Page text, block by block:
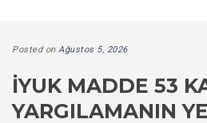
Posted on Ağustos 5, 2026
İYUK MADDE 53
YARGILAMANIN